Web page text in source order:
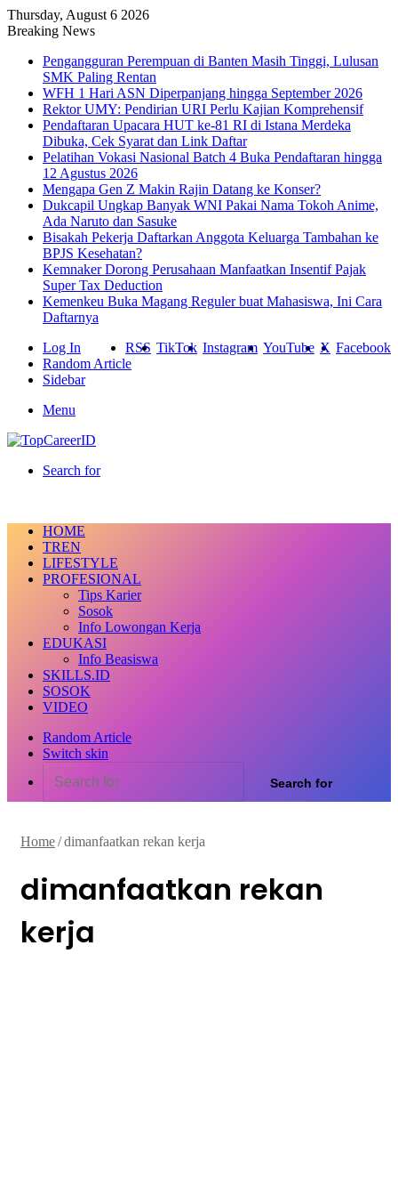
Thursday, August 6 2026
Breaking News
Pengangguran Perempuan di Banten Masih Tinggi, Lulusan
SMK Paling Rentan
WFH 1 Hari ASN Diperpanjang hingga September 2026
Rektor UMY: Pendirian URI Perlu Kajian Komprehensif
Pendaftaran Upacara HUT ke-81 RI di Istana Merdeka
Dibuka, Cek Syarat dan Link Daftar
Pelatihan Vokasi Nasional Batch 4 Buka Pendaftaran hingga
12 Agustus 2026
Mengapa Gen Z Makin Rajin Datang ke Konser?
Dukcapil Ungkap Banyak WNI Pakai Nama Tokoh Anime,
Ada Naruto dan Sasuke
Bisakah Pekerja Daftarkan Anggota Keluarga Tambahan ke
BPJS Kesehatan?
Kemnaker Dorong Perusahaan Manfaatkan Insentif Pajak
Super Tax Deduction
Kemenkeu Buka Magang Reguler buat Mahasiswa, Ini Cara
Daftarnya
Facebook
X
YouTube
Instagram
TikTok
RSS
Log In
Random Article
Sidebar
Menu
Search for
HOME
TREN
LIFESTYLE
PROFESIONAL
Tips Karier
Sosok
Info Lowongan Kerja
EDUKASI
Info Beasiswa
SKILLS.ID
SOSOK
VIDEO
Random Article
Switch skin
Search for
Home/dimanfaatkan rekan kerja
dimanfaatkan rekan
kerja